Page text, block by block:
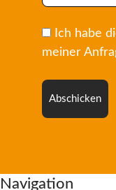
Ich habe
meiner
Abschicken
Navigation